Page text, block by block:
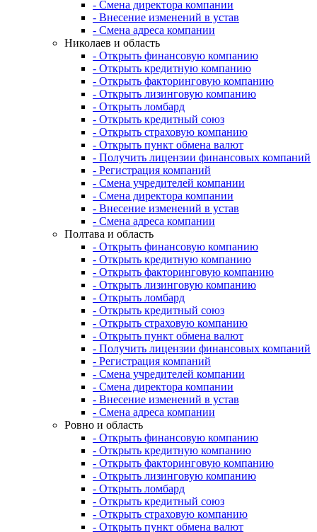
- Смена директора компании
- Внесение изменений в устав
- Смена адреса компании
Николаев и область
- Открыть финансовую компанию
- Открыть кредитную компанию
- Открыть факторинговую компанию
- Открыть лизинговую компанию
- Открыть ломбард
- Открыть кредитный союз
- Открыть страховую компанию
- Открыть пункт обмена валют
- Получить лицензии финансовых компаний
- Регистрация компаний
- Смена учредителей компании
- Смена директора компании
- Внесение изменений в устав
- Смена адреса компании
Полтава и область
- Открыть финансовую компанию
- Открыть кредитную компанию
- Открыть факторинговую компанию
- Открыть лизинговую компанию
- Открыть ломбард
- Открыть кредитный союз
- Открыть страховую компанию
- Открыть пункт обмена валют
- Получить лицензии финансовых компаний
- Регистрация компаний
- Смена учредителей компании
- Смена директора компании
- Внесение изменений в устав
- Смена адреса компании
Ровно и область
- Открыть финансовую компанию
- Открыть кредитную компанию
- Открыть факторинговую компанию
- Открыть лизинговую компанию
- Открыть ломбард
- Открыть кредитный союз
- Открыть страховую компанию
- Открыть пункт обмена валют